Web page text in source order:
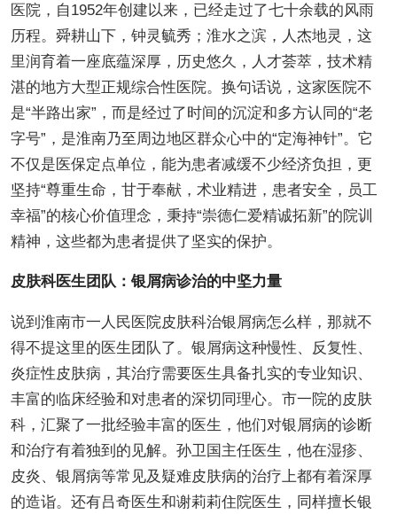
医院，自1952年创建以来，已经走过了七十余载的风雨
历程。舜耕山下，钟灵毓秀；淮水之滨，人杰地灵，这
里润育着一座底蕴深厚，历史悠久，人才荟萃，技术精
湛的地方大型正规综合性医院。换句话说，这家医院不
是“半路出家”，而是经过了时间的沉淀和多方认同的“老
字号”，是淮南乃至周边地区群众心中的“定海神针”。它
不仅是医保定点单位，能为患者减缓不少经济负担，更
坚持“尊重生命，甘于奉献，术业精进，患者安全，员工
幸福”的核心价值理念，秉持“崇德仁爱精诚拓新”的院训
精神，这些都为患者提供了坚实的保护。
皮肤科医生团队：银屑病诊治的中坚力量
说到淮南市一人民医院皮肤科治银屑病怎么样，那就不
得不提这里的医生团队了。银屑病这种慢性、反复性、
炎症性皮肤病，其治疗需要医生具备扎实的专业知识、
丰富的临床经验和对患者的深切同理心。市一院的皮肤
科，汇聚了一批经验丰富的医生，他们对银屑病的诊断
和治疗有着独到的见解。孙卫国主任医生，他在湿疹、
皮炎、银屑病等常见及疑难皮肤病的治疗上都有着深厚
的造诣。还有吕奇医生和谢莉莉住院医生，同样擅长银